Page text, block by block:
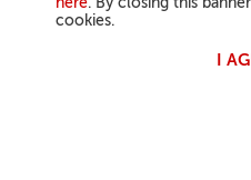
here. By closing this
cookies.
I